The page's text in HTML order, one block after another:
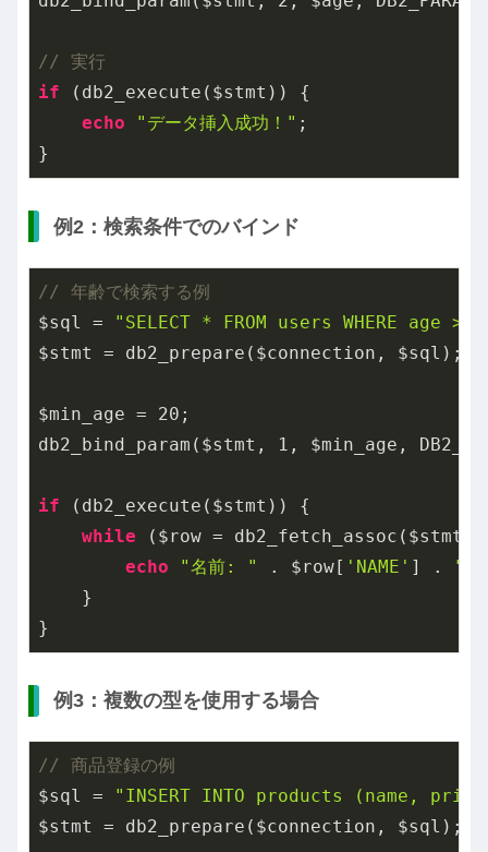
// 実行
if (db2_execute($stmt)) {
echo
"データ挿入成功！" ;
}
例2：検索条件でのバインド
// 年齢で検索する例
$sql =
"SELECT * FROM users WHERE age >
$stmt = db2_prepare($connection, $sql);
$min_age = 20 ;
db2_bind_param($stmt,
1 , $min_age,
if (db2_execute($stmt)) {
while ($row =
echo
"名前: " . $row[ 'NAME' ] .
",
    }
}
例3：複数の型を使用する場合
// 商品登録の例
$sql =
"INSERT INTO products (name,
$stmt = db2_prepare($connection, $sql);